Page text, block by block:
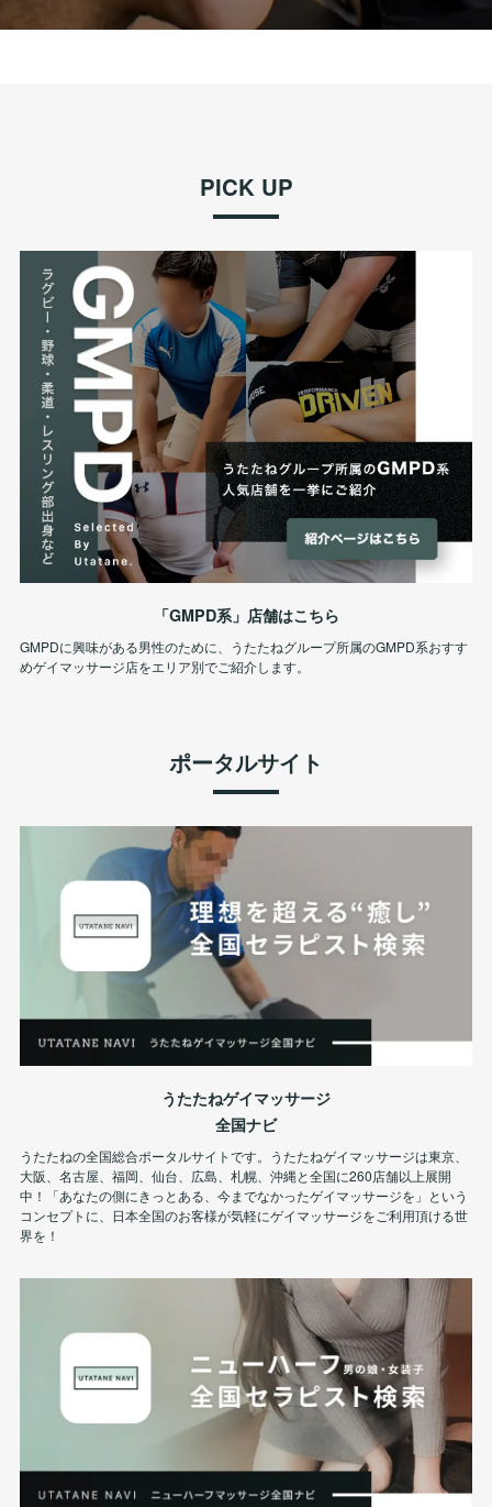
PICK UP
「GMPD系」店舗はこちら
GMPDに興味がある男性のために、うたたねグループ所属のGMPD系おすす
めゲイマッサージ店をエリア別でご紹介します。
ポータルサイト
うたたねゲイマッサージ
全国ナビ
うたたねの全国総合ポータルサイトです。うたたねゲイマッサージは東京、
大阪、名古屋、福岡、仙台、広島、札幌、沖縄と全国に260店舗以上展開
中！「あなたの側にきっとある、今までなかったゲイマッサージを」という
コンセプトに、日本全国のお客様が気軽にゲイマッサージをご利用頂ける世
界を！